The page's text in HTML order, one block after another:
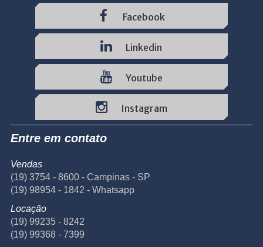
Facebook
Linkedin
Youtube
Instagram
Entre em contato
Vendas
(19) 3754 - 8600 - Campinas - SP
(19) 98954 - 1842 - Whatsapp
Locação
(19) 99235 - 8242
(19) 99368 - 7399